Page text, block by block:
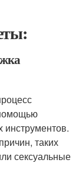
таких
сексуальные